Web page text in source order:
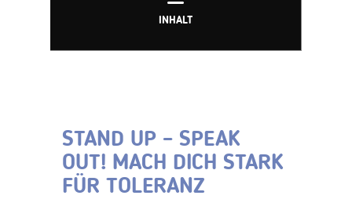
INHALT
STAND UP – SPEAK
OUT! MACH DICH STARK
FÜR TOLERANZ